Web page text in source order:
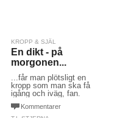
KROPP & SJÄL
En dikt - på
morgonen...
...får man plötsligt en
kropp som man ska få
igång och iväg, fan.
Kommentarer